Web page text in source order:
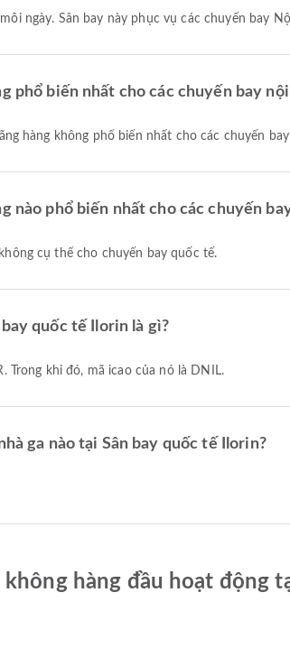
mỗi ngày. Sân bay này phục vụ các chuyến bay
phổ biến nhất cho các chuyến bay
hàng không phổ biến nhất cho các chuyến
nào phổ biến nhất cho các chuyến
không cụ thể cho chuyến bay quốc tế.
bay quốc tế Ilorin là gì?
Trong khi đó, mã icao của nó là DNIL.
ga nào tại Sân bay quốc tế Ilorin?
không hàng đầu hoạt động